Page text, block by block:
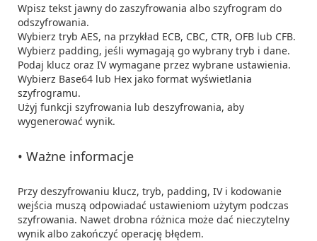
Wpisz tekst jawny do zaszyfrowania albo szyfrogram do
odszyfrowania.
Wybierz tryb AES, na przykład ECB, CBC, CTR, OFB lub CFB.
Wybierz padding, jeśli wymagają go wybrany tryb i dane.
Podaj klucz oraz IV wymagane przez wybrane ustawienia.
Wybierz Base64 lub Hex jako format wyświetlania
szyfrogramu.
Użyj funkcji szyfrowania lub deszyfrowania, aby
wygenerować wynik.
• Ważne informacje
Przy deszyfrowaniu klucz, tryb, padding, IV i kodowanie
wejścia muszą odpowiadać ustawieniom użytym podczas
szyfrowania. Nawet drobna różnica może dać nieczytelny
wynik albo zakończyć operację błędem.